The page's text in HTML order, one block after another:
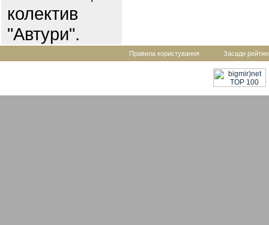
колектив
"Автури".
Правила користування Засади